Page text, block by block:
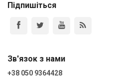
Підпишіться
Зв'язок з нами
+38 050 9364428